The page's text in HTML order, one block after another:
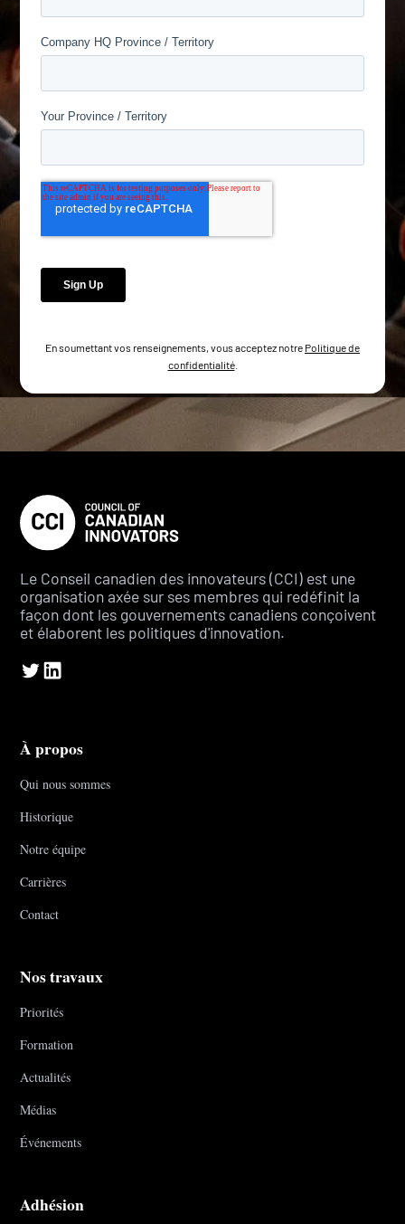
En soumettant vos renseignements, vous acceptez notre Politique de
confidentialité.
Le Conseil canadien des innovateurs (CCI) est une
organisation axée sur ses membres qui redéfinit la
façon dont les gouvernements canadiens conçoivent
et élaborent les politiques d'innovation.
À propos
Qui nous sommes
Historique
Notre équipe
Carrières
Contact
Nos travaux
Priorités
Formation
Actualités
Médias
Événements
Adhésion